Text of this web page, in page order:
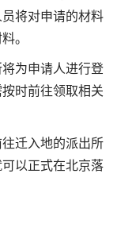
将对申请的材料
。
为申请人进行登
时前往领取相关
迁入地的派出所
以正式在北京落